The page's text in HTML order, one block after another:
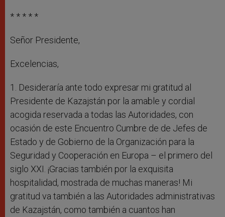
* * * * *
Señor Presidente,
Excelencias,
1. Desideraría ante todo expresar mi gratitud al
Presidente de Kazajstán por la amable y cordial
acogida reservada a todas las Autoridades, con
ocasión de este Encuentro Cumbre de de Jefes de
Estado y de Gobierno de la Organización para la
Seguridad y Cooperación en Europa – el primero del
siglo XXI. ¡Gracias también por la exquisita
hospitalidad, mostrada de muchas maneras! Mi
gratitud va también a las Autoridades administrativas
de Kazajstán, como también a cuantos han